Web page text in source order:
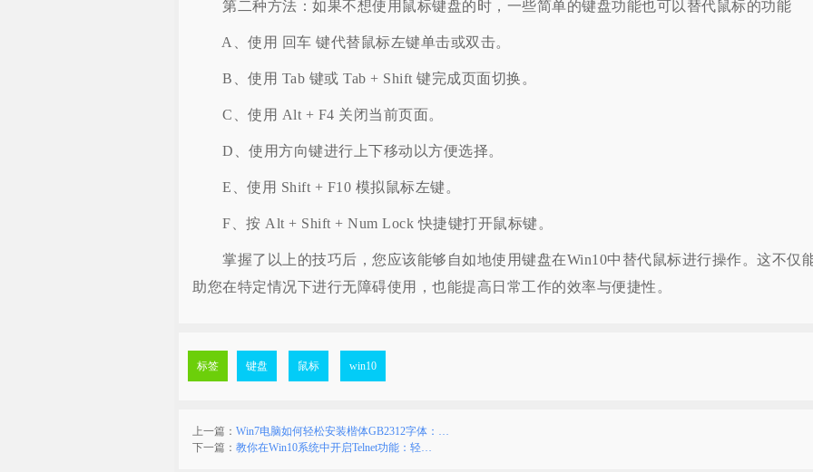
第二种方法：如果不想使用鼠标键盘的时，一些简单的键盘功能也可以替代鼠标的功能
A、使用 回车 键代替鼠标左键单击或双击。
B、使用 Tab 键或 Tab + Shift 键完成页面切换。
C、使用 Alt + F4 关闭当前页面。
D、使用方向键进行上下移动以方便选择。
E、使用 Shift + F10 模拟鼠标左键。
F、按 Alt + Shift + Num Lock 快捷键打开鼠标键。
掌握了以上的技巧后，您应该能够自如地使用键盘在Win10中替代鼠标进行操作。这不仅
助您在特定情况下进行无障碍使用，也能提高日常工作的效率与便捷性。
标签 键盘 鼠标 win10
上一篇： Win7电脑如何轻松安装楷体GB2312字体：…
下一篇： 教你在Win10系统中开启Telnet功能：轻…